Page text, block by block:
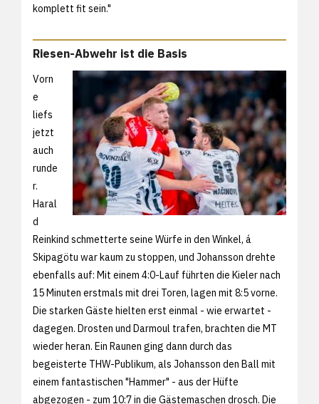
komplett fit sein."
Riesen-Abwehr ist die Basis
Vorn
e
liefs
jetzt
auch
runde
r.
Haral
d
Reinkind schmetterte seine Würfe in den Winkel, á
Skipagötu war kaum zu stoppen, und Johansson drehte
ebenfalls auf: Mit einem 4:0-Lauf führten die Kieler nach
15 Minuten erstmals mit drei Toren, lagen mit 8:5 vorne.
Die starken Gäste hielten erst einmal - wie erwartet -
dagegen. Drosten und Darmoul trafen, brachten die MT
wieder heran. Ein Raunen ging dann durch das
begeisterte THW-Publikum, als Johansson den Ball mit
einem fantastischen "Hammer" - aus der Hüfte
abgezogen - zum 10:7 in die Gästemaschen drosch. Die